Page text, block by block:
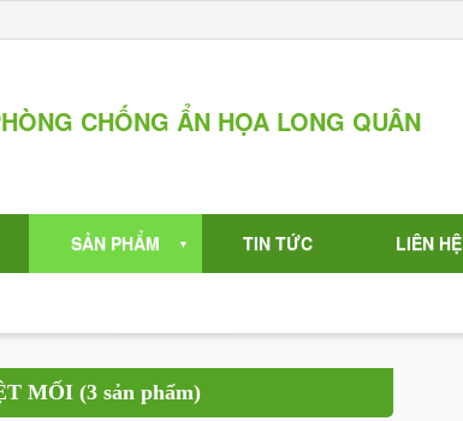
CHỐNG ẨN HỌA LONG QUÂN
SẢN PHẨM ▼ TIN TỨC LIÊN HỆ
MỐI (3 sản phẩm)